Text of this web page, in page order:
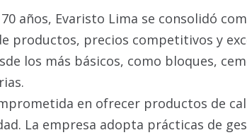
años, Evaristo Lima se consolidó
productos, precios competitivos y
los más básicos, como bloques,
en ofrecer productos de
La empresa adopta prácticas de